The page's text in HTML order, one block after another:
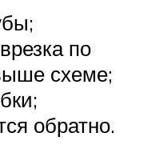
по
схеме;
обратно.